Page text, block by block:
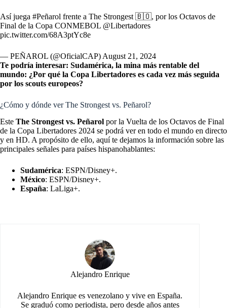
Así juega #Peñarol frente a The Strongest 🇧🇴, por los Octavos de
Final de la Copa CONMEBOL @Libertadores
pic.twitter.com/68A3ptYc8e
— PEÑAROL (@OficialCAP) August 21, 2024
Te podría interesar: Sudamérica, la mina más rentable del
mundo: ¿Por qué la Copa Libertadores es cada vez más seguida
por los scouts europeos?
¿Cómo y dónde ver The Strongest vs. Peñarol?
Este The Strongest vs. Peñarol por la Vuelta de los Octavos de Final
de la Copa Libertadores 2024 se podrá ver en todo el mundo en directo
y en HD. A propósito de ello, aquí te dejamos la información sobre las
principales señales para países hispanohablantes:
Sudamérica: ESPN/Disney+.
México: ESPN/Disney+.
España: LaLiga+.
Alejandro Enrique
Alejandro Enrique es venezolano y vive en España.
Se graduó como periodista, pero desde años antes